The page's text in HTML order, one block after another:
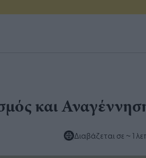
και
Διαβάζεται σε ~ 1